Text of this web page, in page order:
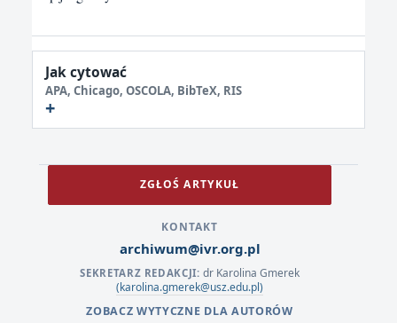
Jak cytować
APA, Chicago, OSCOLA, BibTeX, RIS
ZGŁOŚ ARTYKUŁ
KONTAKT
archiwum@ivr.org.pl
SEKRETARZ REDAKCJI: dr Karolina Gmerek
(karolina.gmerek@usz.edu.pl)
ZOBACZ WYTYCZNE DLA AUTORÓW